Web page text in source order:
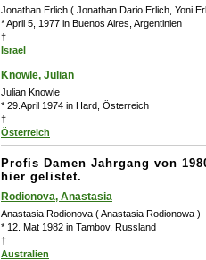
Jonathan Erlich ( Jonathan Dario Erlich, Yoni
* April 5, 1977 in Buenos Aires, Argentinien
†
Israel
Knowle, Julian
Julian Knowle
* 29.April 1974 in Hard, Österreich
†
Österreich
Profis Damen Jahrgang von
hier gelistet.
Rodionova, Anastasia
Anastasia Rodionova ( Anastasia Rodionowa )
* 12. Mat 1982 in Tambov, Russland
†
Australien